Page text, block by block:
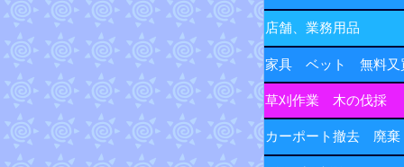
店舗、業務用品
家具 ベット 無料又
草刈作業 木の伐採
カーポート撤去 廃棄